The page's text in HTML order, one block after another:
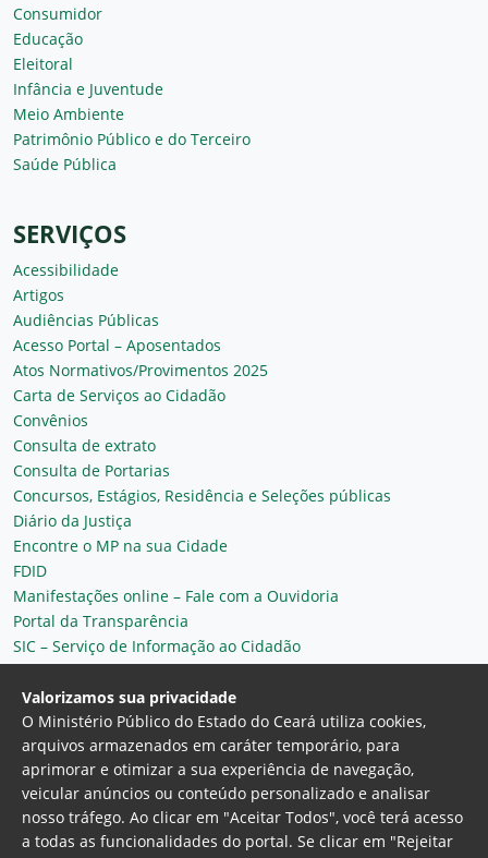
Consumidor
Educação
Eleitoral
Infância e Juventude
Meio Ambiente
Patrimônio Público e do Terceiro
Saúde Pública
SERVIÇOS
Acessibilidade
Artigos
Audiências Públicas
Acesso Portal – Aposentados
Atos Normativos/Provimentos 2025
Carta de Serviços ao Cidadão
Convênios
Consulta de extrato
Consulta de Portarias
Concursos, Estágios, Residência e Seleções públicas
Diário da Justiça
Encontre o MP na sua Cidade
FDID
Manifestações online – Fale com a Ouvidoria
Portal da Transparência
SIC – Serviço de Informação ao Cidadão
Plantão MP do Ceará
Secretaria Geral
Valorizamos sua privacidade
O Ministério Público do Estado do Ceará utiliza cookies,
arquivos armazenados em caráter temporário, para
aprimorar e otimizar a sua experiência de navegação,
veicular anúncios ou conteúdo personalizado e analisar
nosso tráfego. Ao clicar em "Aceitar Todos", você terá acesso
a todas as funcionalidades do portal. Se clicar em "Rejeitar